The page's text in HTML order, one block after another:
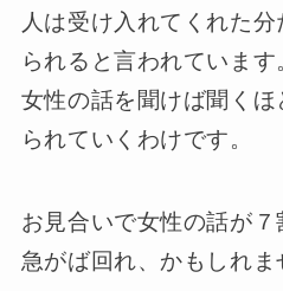
人は受け入れてくれた
られると言われています
女性の話を聞けば聞く
られていくわけです。
お見合いで女性の話が７
急がば回れ、かもしれま